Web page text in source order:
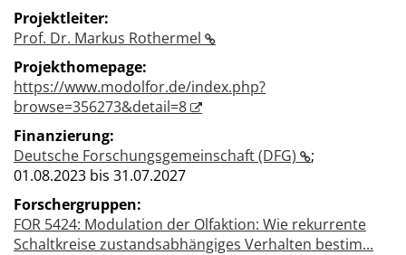
Projektleiter:
Prof. Dr. Markus Rothermel
Projekthomepage:
https://www.modolfor.de/index.php?
browse=356273&detail=8
Finanzierung:
Deutsche Forschungsgemeinschaft (DFG)
;
01.08.2023 bis 31.07.2027
Forschergruppen:
FOR 5424: Modulation der Olfaktion: Wie rekurrente
Schaltkreise zustandsabhängiges Verhalten bestim...